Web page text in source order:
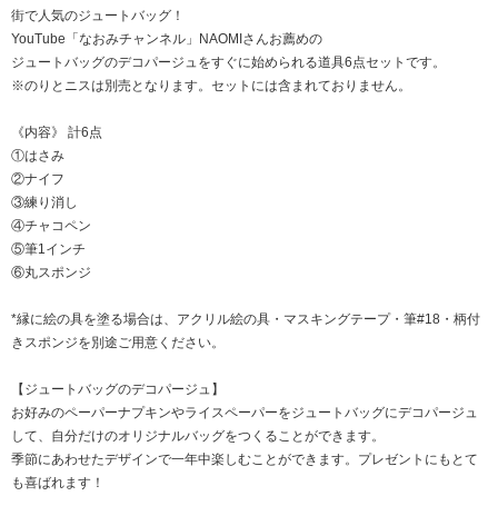
街で人気のジュートバッグ！
YouTube「なおみチャンネル」
NAOMIさんお薦めの
ジュートバッグのデコパージュをすぐに始められる道具6点セットです。
※のり と ニスは別売となります。セットには含まれておりません。
《内容》 計6点
①はさみ
②ナイフ
③練り消し
④チャコペン
⑤筆1インチ
⑥丸スポンジ
*縁に絵の具を塗る場合は、 アクリル絵の具 ・ マスキングテープ・ 筆#18 ・ 柄付
きスポンジを別途ご用意ください。
【ジュートバッグのデコパージュ】
お好みのペーパーナプキンやライスペーパーをジュートバッグにデコパージュ
して、自分だけのオリジナルバッグをつくることができます。
季節にあわせたデザインで一年中楽しむことができます。プレゼントにもとて
も喜ばれます！